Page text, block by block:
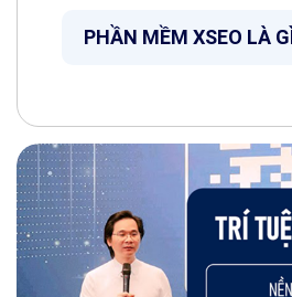
PHẦN MỀM XSEO LÀ